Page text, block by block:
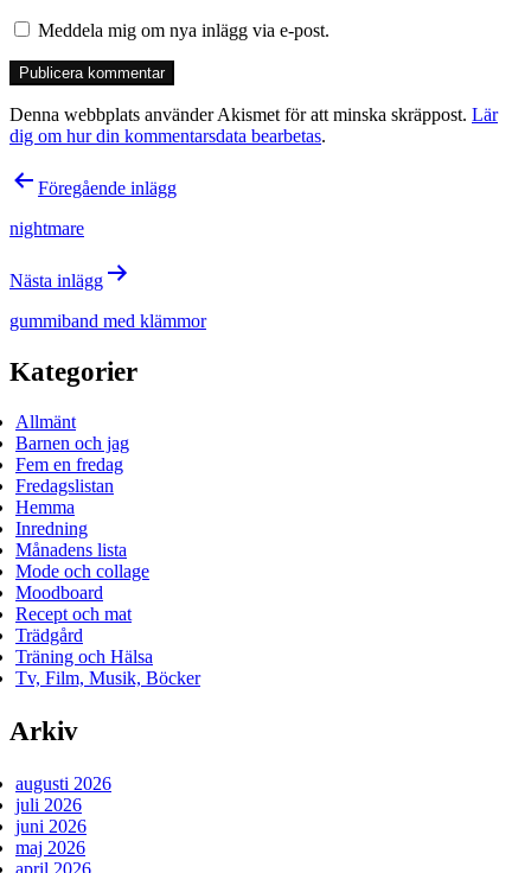
Meddela mig om nya inlägg via e-post.
Denna webbplats använder Akismet för att minska skräppost. Lär
dig om hur din kommentarsdata bearbetas.
Inläggsnavigering
Föregående inlägg
nightmare
Nästa inlägg
gummiband med klämmor
Kategorier
Allmänt
Barnen och jag
Fem en fredag
Fredagslistan
Hemma
Inredning
Månadens lista
Mode och collage
Moodboard
Recept och mat
Trädgård
Träning och Hälsa
Tv, Film, Musik, Böcker
Arkiv
augusti 2026
juli 2026
juni 2026
maj 2026